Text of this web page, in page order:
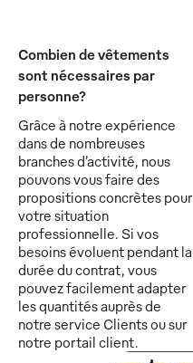
Combien de vêtements
sont nécessaires par
personne?
Grâce à notre expérience
dans de nombreuses
branches d’activité, nous
pouvons vous faire des
propositions concrètes pour
votre situation
professionnelle. Si vos
besoins évoluent pendant la
durée du contrat, vous
pouvez facilement adapter
les quantités auprès de
notre service Clients ou sur
notre portail client.